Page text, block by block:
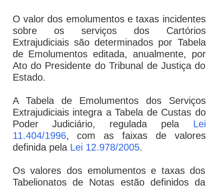
O valor dos emolumentos e taxas incidentes
sobre os serviços dos Cartórios
Extrajudiciais são determinados por Tabela
de Emolumentos editada, anualmente, por
Ato do Presidente do Tribunal de Justiça do
Estado.
A Tabela de Emolumentos dos Serviços
Extrajudiciais integra a Tabela de Custas do
Poder Judiciário, regulada pela Lei
11.404/1996, com as faixas de valores
definida pela Lei 12.978/2005.
Os valores dos emolumentos e taxas dos
Tabelionatos de Notas estão definidos da